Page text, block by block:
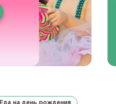
Еда на день рождения